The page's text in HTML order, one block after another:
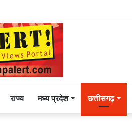
राज्य मध्य प्रदेश छत्तीसगढ़